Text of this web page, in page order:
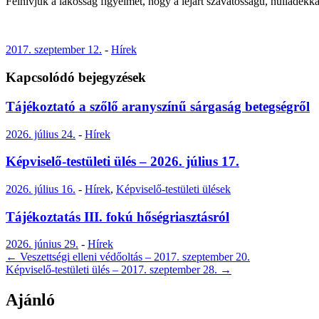
2017. szeptember 12. - Hírek
Kapcsolódó bejegyzések
Tájékoztató a szőlő aranyszínű sárgaság betegségről
2026. július 24. - Hírek
Képviselő-testületi ülés – 2026. július 17.
2026. július 16. - Hírek, Képviselő-testületi ülések
Tájékoztatás III. fokú hőségriasztásról
2026. június 29. - Hírek
Post
navigation
← Veszettségi elleni védőoltás – 2017. szeptember 20.
Képviselő-testületi ülés – 2017. szeptember 28. →
Ajánló